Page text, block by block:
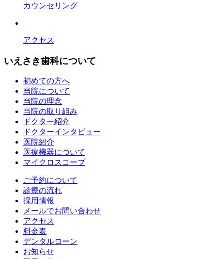
カウンセリング
アクセス
いえさき歯科について
初めての方へ
当院について
当院の理念
当院の取り組み
ドクター紹介
ドクターインタビュー
医院紹介
医療機器について
マイクロスコープ
ご予約について
診療の流れ
採用情報
メールでお問い合わせ
アクセス
料金表
デンタルローン
お知らせ